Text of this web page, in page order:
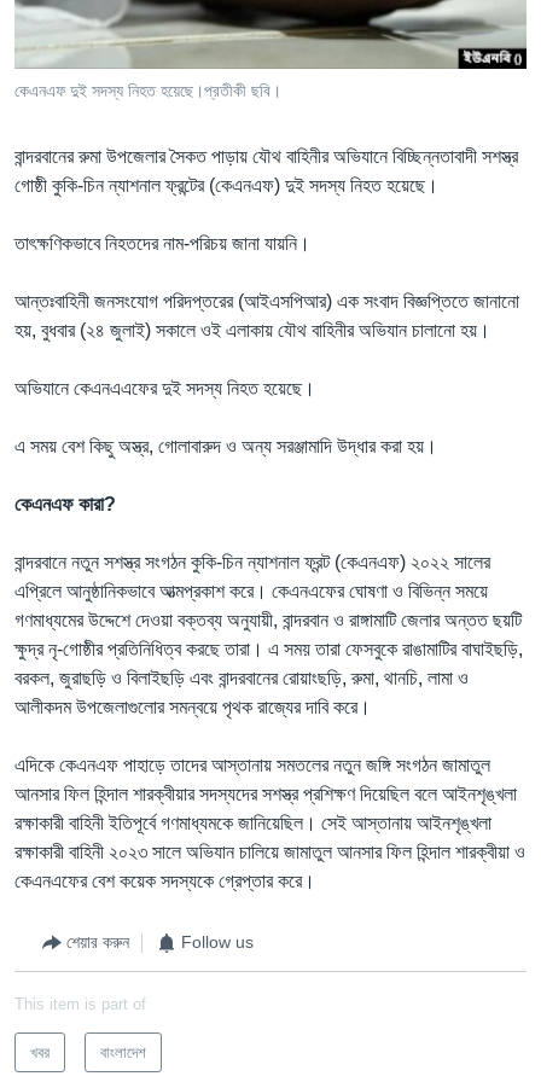
Learning English
FOLLOW US
কেএনএফ দুই সদস্য নিহত হয়েছে।প্রতীকী ছবি।
বান্দরবানের রুমা উপজেলার সৈকত পাড়ায় যৌথ বাহিনীর অভিযানে বিচ্ছিন্নতাবাদী সশস্ত্র
গোষ্ঠী কুকি-চিন ন্যাশনাল ফ্রন্টের (কেএনএফ) দুই সদস্য নিহত হয়েছে।
তাৎক্ষণিকভাবে নিহতদের নাম-পরিচয় জানা যায়নি।
আন্তঃবাহিনী জনসংযোগ পরিদপ্তরের (আইএসপিআর) এক সংবাদ বিজ্ঞপ্তিতে জানানো
হয়, বুধবার (২৪ জুলাই) সকালে ওই এলাকায় যৌথ বাহিনীর অভিযান চালানো হয়।
অভিযানে কেএনএএফের দুই সদস্য নিহত হয়েছে।
এ সময় বেশ কিছু অস্ত্র, গোলাবারুদ ও অন্য সরঞ্জামাদি উদ্ধার করা হয়।
কেএনএফ কারা?
বান্দরবানে নতুন সশস্ত্র সংগঠন কুকি-চিন ন্যাশনাল ফ্রন্ট (কেএনএফ) ২০২২ সালের
এপ্রিলে আনুষ্ঠানিকভাবে আত্মপ্রকাশ করে। কেএনএফের ঘোষণা ও বিভিন্ন সময়ে
গণমাধ্যমের উদ্দেশে দেওয়া বক্তব্য অনুযায়ী, বান্দরবান ও রাঙ্গামাটি জেলার অন্তত ছয়টি
ক্ষুদ্র নৃ-গোষ্ঠীর প্রতিনিধিত্ব করছে তারা। এ সময় তারা ফেসবুকে রাঙামাটির বাঘাইছড়ি,
বরকল, জুরাছড়ি ও বিলাইছড়ি এবং বান্দরবানের রোয়াংছড়ি, রুমা, থানচি, লামা ও
আলীকদম উপজেলাগুলোর সমন্বয়ে পৃথক রাজ্যের দাবি করে।
এদিকে কেএনএফ পাহাড়ে তাদের আস্তানায় সমতলের নতুন জঙ্গি সংগঠন জামাতুল
আনসার ফিল হিন্দাল শারক্বীয়ার সদস্যদের সশস্ত্র প্রশিক্ষণ দিয়েছিল বলে আইনশৃঙ্খলা
রক্ষাকারী বাহিনী ইতিপূর্বে গণমাধ্যমকে জানিয়েছিল। সেই আস্তানায় আইনশৃঙ্খলা
রক্ষাকারী বাহিনী ২০২৩ সালে অভিযান চালিয়ে জামাতুল আনসার ফিল হিন্দাল শারক্বীয়া ও
কেএনএফের বেশ কয়েক সদস্যকে গ্রেপ্তার করে।
শেয়ার করুন Follow us
This item is part of
খবর বাংলাদেশ